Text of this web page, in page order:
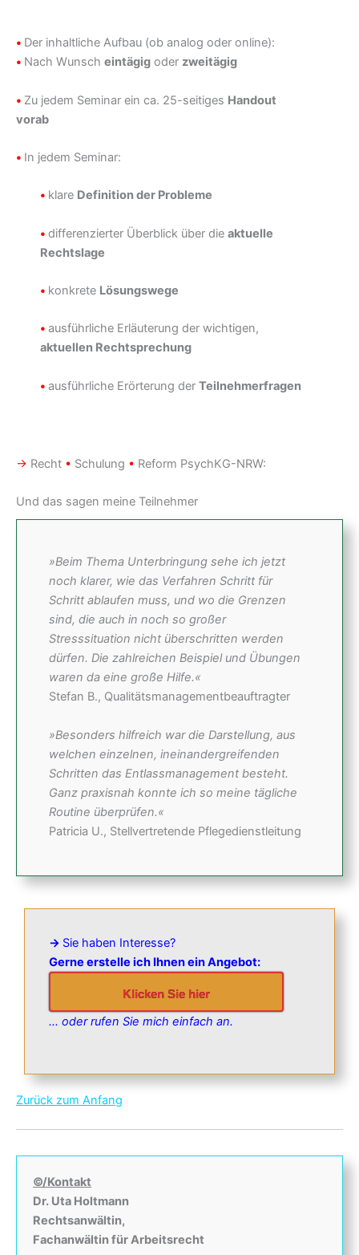
• Der inhaltliche Aufbau (ob analog oder online):
• Nach Wunsch eintägig oder zweitägig
• Zu jedem Seminar ein ca. 25-seitiges Handout
vorab
• In jedem Seminar:
• klare Definition der Probleme
• differenzierter Überblick über die aktuelle
Rechtslage
• konkrete Lösungswege
• ausführliche Erläuterung der wichtigen,
aktuellen Rechtsprechung
• ausführliche Erörterung der Teilnehmerfragen
→ Recht • Schulung • Reform PsychKG-NRW:
Und das sagen meine Teilnehmer
»Beim Thema Unterbringung sehe ich jetzt
noch klarer, wie das Verfahren Schritt für
Schritt ablaufen muss, und wo die Grenzen
sind, die auch in noch so großer
Stresssituation nicht überschritten werden
dürfen. Die zahlreichen Beispiel und Übungen
waren da eine große Hilfe.«
Stefan B., Qualitätsmanagementbeauftragter
»Besonders hilfreich war die Darstellung, aus
welchen einzelnen, ineinandergreifenden
Schritten das Entlassmanagement besteht.
Ganz praxisnah konnte ich so meine tägliche
Routine überprüfen.«
Patricia U., Stellvertretende Pflegedienstleitung
→ Sie haben Interesse?
Gerne erstelle ich Ihnen ein Angebot:
Klicken Sie hier
… oder rufen Sie mich einfach an.
Zurück zum Anfang
©/Kontakt
Dr. Uta Holtmann
Rechtsanwältin,
Fachanwältin für Arbeitsrecht